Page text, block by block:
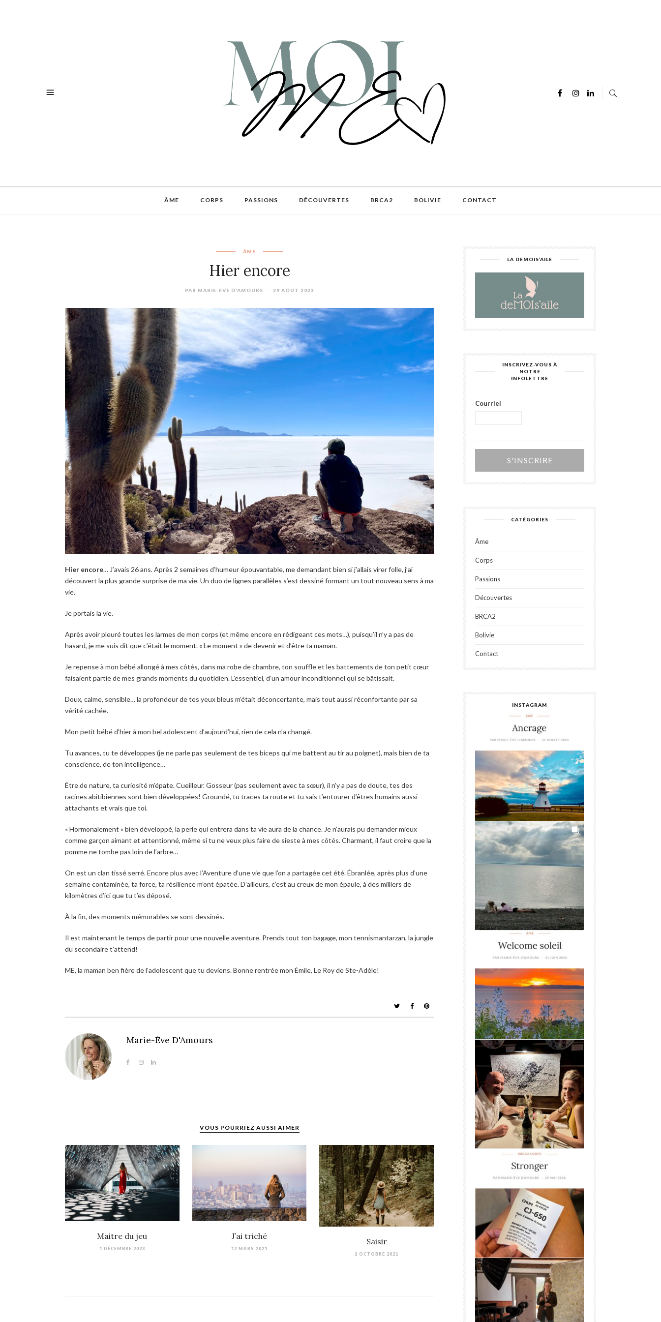
ÂME CORPS PASSIONS DÉCOUVERTES BRCA2 BOLIVIE CONTACT
ÂME
Hier encore
PAR MARIE-ÈVE D'AMOURS 29 AOÛT 2023
Hier encore… J’avais 26 ans. Après 2 semaines d’humeur épouvantable, me demandant bien si j’allais virer folle, j’ai
découvert la plus grande surprise de ma vie. Un duo de lignes parallèles s’est dessiné formant un tout nouveau sens à ma
vie.
Je portais la vie.
Après avoir pleuré toutes les larmes de mon corps (et même encore en rédigeant ces mots…), puisqu’il n’y a pas de
hasard, je me suis dit que c’était le moment. « Le moment » de devenir et d’être ta maman.
Je repense à mon bébé allongé à mes côtés, dans ma robe de chambre, ton souffle et les battements de ton petit cœur
faisaient partie de mes grands moments du quotidien. L’essentiel, d’un amour inconditionnel qui se bâtissait.
Doux, calme, sensible… la profondeur de tes yeux bleus m’était déconcertante, mais tout aussi réconfortante par sa
vérité cachée.
Mon petit bébé d’hier à mon bel adolescent d’aujourd’hui, rien de cela n’a changé.
Tu avances, tu te développes (je ne parle pas seulement de tes biceps qui me battent au tir au poignet), mais bien de ta
conscience, de ton intelligence…
Être de nature, ta curiosité m’épate. Cueilleur. Gosseur (pas seulement avec ta sœur), il n’y a pas de doute, tes des
racines abitibiennes sont bien développées! Groundé, tu traces ta route et tu sais t’entourer d’êtres humains aussi
attachants et vrais que toi.
« Hormonalement » bien développé, la perle qui entrera dans ta vie aura de la chance. Je n’aurais pu demander mieux
comme garçon aimant et attentionné, même si tu ne veux plus faire de sieste à mes côtés. Charmant, il faut croire que la
pomme ne tombe pas loin de l’arbre…
On est un clan tissé serré. Encore plus avec l’Aventure d’une vie que l’on a partagée cet été. Ébranlée, après plus d’une
semaine contaminée, ta force, ta résilience m’ont épatée. D’ailleurs, c’est au creux de mon épaule, à des milliers de
kilomètres d’ici que tu t’es déposé.
À la fin, des moments mémorables se sont dessinés.
Il est maintenant le temps de partir pour une nouvelle aventure. Prends tout ton bagage, mon tennismantarzan, la jungle
du secondaire t’attend!
ME, la maman ben fière de l’adolescent que tu deviens. Bonne rentrée mon Émile, Le Roy de Ste-Adèle!
Marie-Ève D'Amours
VOUS POURRIEZ AUSSI AIMER
Maitre du jeu
1 DÉCEMBRE 2023
J’ai triché
12 MARS 2021
Saisir
1 OCTOBRE 2021
LA DEMOIS’AILE
INSCRIVEZ-VOUS À
NOTRE
INFOLETTRE
Courriel
Alternative:
CATÉGORIES
Âme
Corps
Passions
Découvertes
BRCA2
Bolivie
Contact
INSTAGRAM